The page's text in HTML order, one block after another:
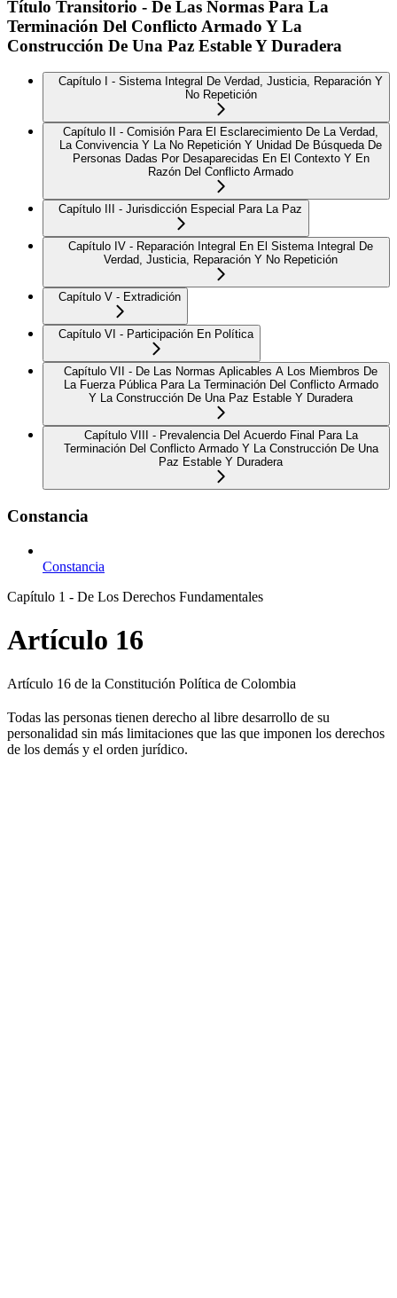
Título Transitorio - De Las Normas Para La
Terminación Del Conflicto Armado Y La
Construcción De Una Paz Estable Y Duradera
Capítulo I - Sistema Integral De Verdad, Justicia, Reparación Y
No Repetición
Capítulo II - Comisión Para El Esclarecimiento De La Verdad,
La Convivencia Y La No Repetición Y Unidad De Búsqueda De
Personas Dadas Por Desaparecidas En El Contexto Y En
Razón Del Conflicto Armado
Capítulo III - Jurisdicción Especial Para La Paz
Capítulo IV - Reparación Integral En El Sistema Integral De
Verdad, Justicia, Reparación Y No Repetición
Capítulo V - Extradición
Capítulo VI - Participación En Política
Capítulo VII - De Las Normas Aplicables A Los Miembros De
La Fuerza Pública Para La Terminación Del Conflicto Armado
Y La Construcción De Una Paz Estable Y Duradera
Capítulo VIII - Prevalencia Del Acuerdo Final Para La
Terminación Del Conflicto Armado Y La Construcción De Una
Paz Estable Y Duradera
Constancia
Constancia
Capítulo 1 - De Los Derechos Fundamentales
Artículo 16
Artículo 16 de la Constitución Política de Colombia
Todas las personas tienen derecho al libre desarrollo de su
personalidad sin más limitaciones que las que imponen los derechos
de los demás y el orden jurídico.